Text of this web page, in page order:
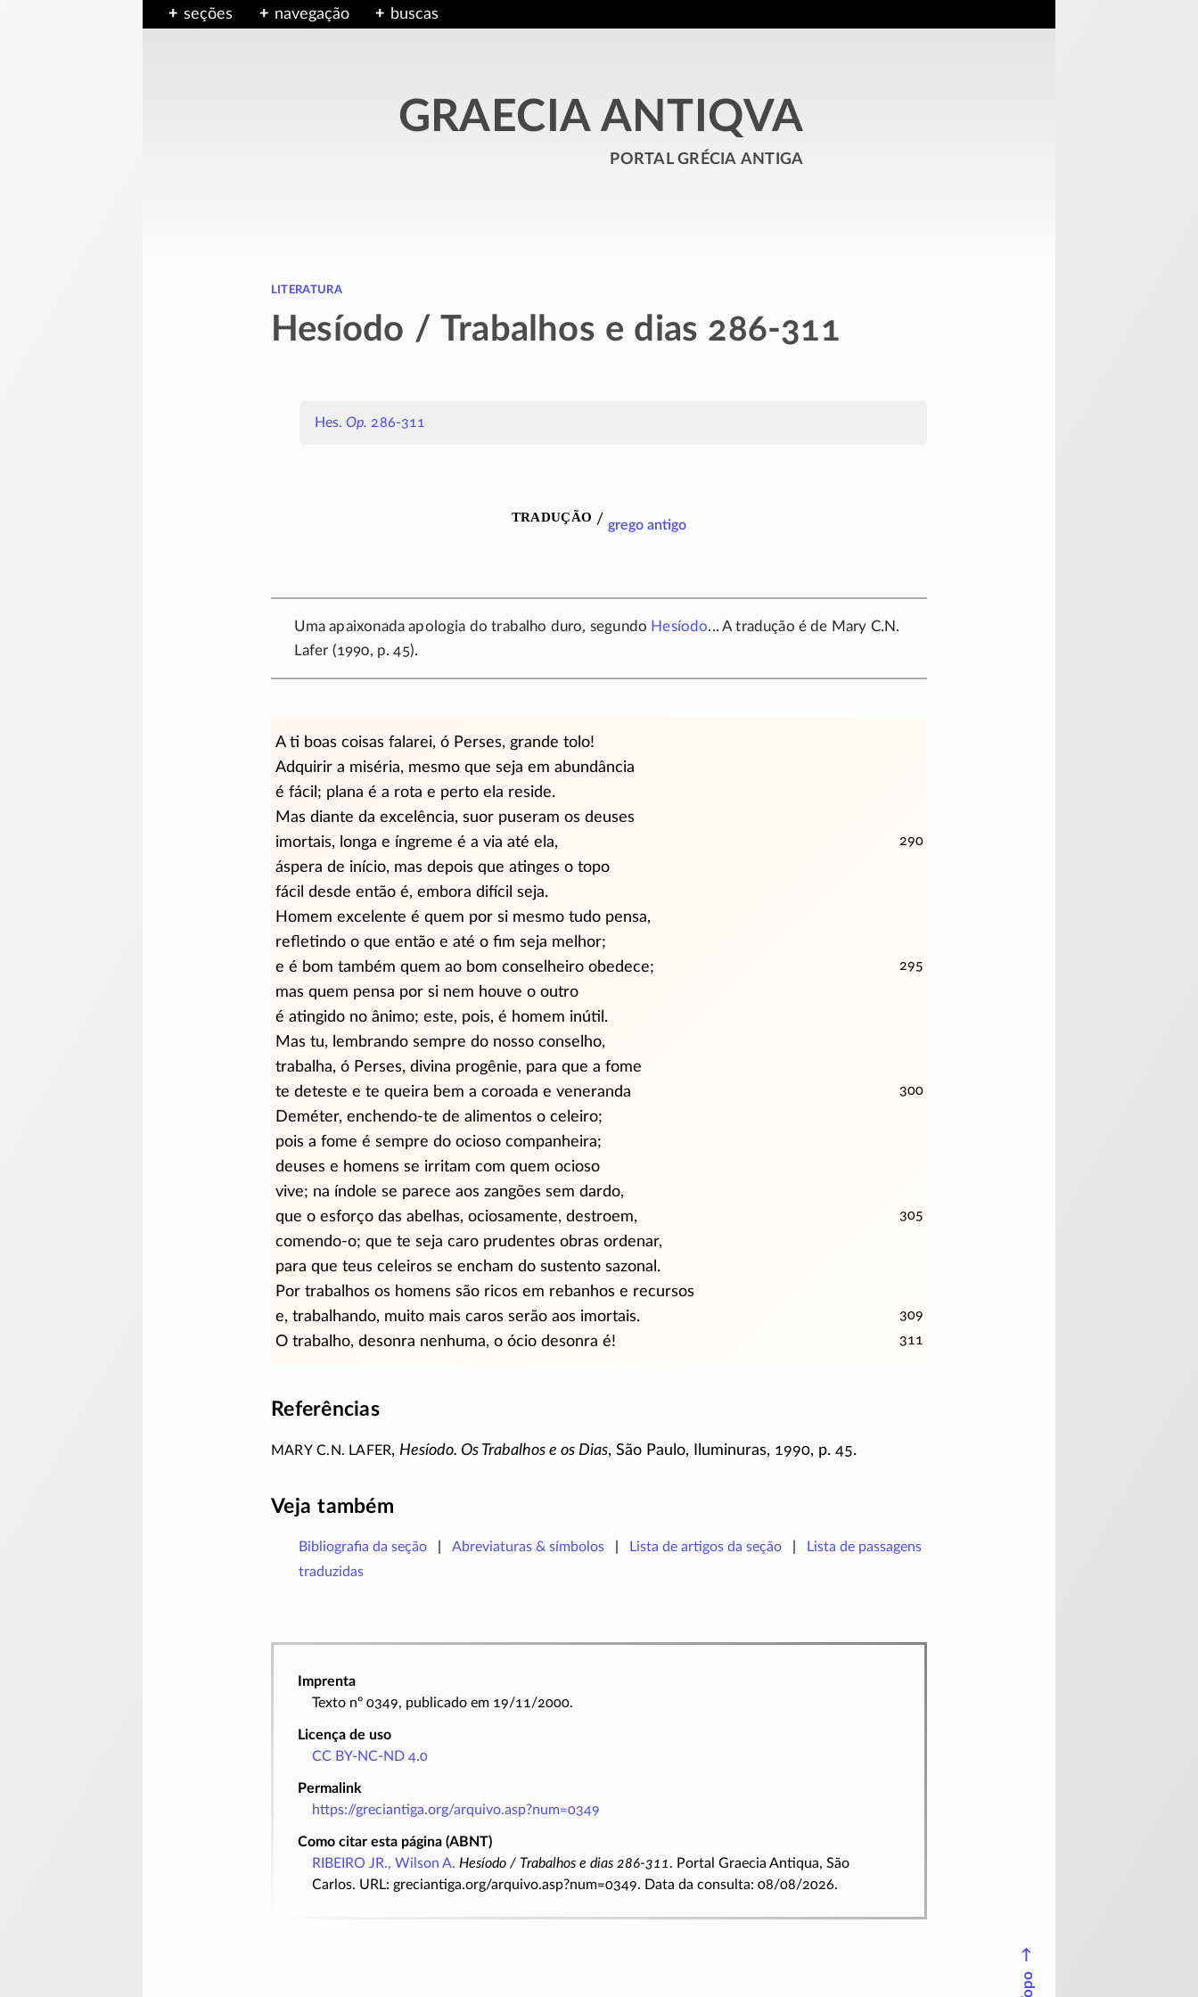
seções navegação buscas
GRAECIA ANTIQVA
portal grécia antiga
literatura
Hesíodo / Trabalhos e dias 286-311
Hes.Op. 286-311
tradução / grego antigo
Uma apaixonada apologia do trabalho duro, segundo Hesíodo... A tradução é de Mary C.N.
Lafer (1990, p. 45).
A ti boas coisas falarei, ó Perses, grande tolo!
Adquirir a miséria, mesmo que seja em abundância
é fácil; plana é a rota e perto ela reside.
Mas diante da excelência, suor puseram os deuses
290
imortais, longa e íngreme é a via até ela,
áspera de início, mas depois que atinges o topo
fácil desde então é, embora difícil seja.
Homem excelente é quem por si mesmo tudo pensa,
refletindo o que então e até o fim seja melhor;
295
e é bom também quem ao bom conselheiro obedece;
mas quem pensa por si nem houve o outro
é atingido no ânimo; este, pois, é homem inútil.
Mas tu, lembrando sempre do nosso conselho,
trabalha, ó Perses, divina progênie, para que a fome
300
te deteste e te queira bem a coroada e veneranda
Deméter, enchendo-te de alimentos o celeiro;
pois a fome é sempre do ocioso companheira;
deuses e homens se irritam com quem ocioso
vive; na índole se parece aos zangões sem dardo,
305
que o esforço das abelhas, ociosamente, destroem,
comendo-o; que te seja caro prudentes obras ordenar,
para que teus celeiros se encham do sustento sazonal.
Por trabalhos os homens são ricos em rebanhos e recursos
309
e, trabalhando, muito mais caros serão aos imortais.
311
O trabalho, desonra nenhuma, o ócio desonra é!
Referências
Mary C.N. Lafer, Hesíodo. Os Trabalhos e os Dias, São Paulo, Iluminuras, 1990, p. 45.
Veja também
Bibliografia da seção Abreviaturas & símbolos Lista de artigos da seção
Lista de passagens
traduzidas
Imprenta
Texto nº 0349, publicado em 19/11/2000.
Licença de uso
CC BY-NC-ND 4.0
Permalink
https://greciantiga.org/arquivo.asp?num=0349
Como citar esta página (ABNT)
RIBEIRO JR., Wilson A. Hesíodo / Trabalhos e dias 286-311 . Portal Graecia Antiqua, São
Carlos. URL: greciantiga.org/arquivo.asp?num=0349. Data da consulta: 08/08/2026.
↑
Topo